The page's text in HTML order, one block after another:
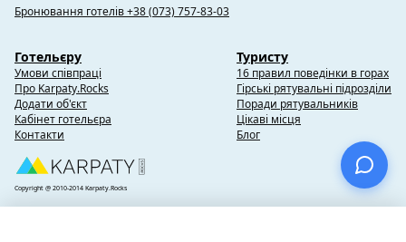
Бронювання готелів +38 (073) 757-83-03
Готельєру
Умови співпраці
Про Karpaty.Rocks
Додати об'єкт
Кабінет готельєра
Контакти
Туристу
16 правил поведінки в горах
Гірські рятувальні підрозділи
Поради рятувальників
Цікаві місця
Блог
Copyright @ 2010-2014 Karpaty.Rocks